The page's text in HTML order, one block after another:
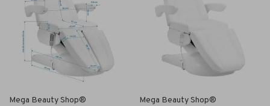
Mega Beauty Shop® Mega Beauty Shop®